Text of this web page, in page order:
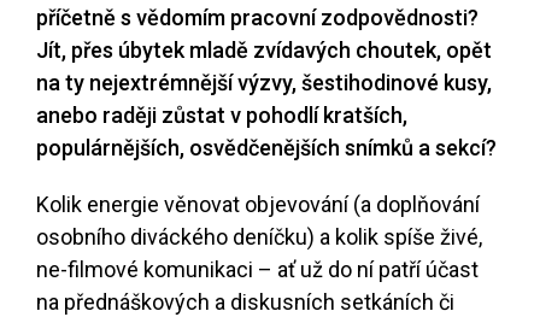
příčetně s vědomím pracovní zodpovědnosti?
Jít, přes úbytek mladě zvídavých choutek, opět
na ty nejextrémnější výzvy, šestihodinové kusy,
anebo raději zůstat v pohodlí kratších,
populárnějších, osvědčenějších snímků a sekcí?
Kolik energie věnovat objevování (a doplňování
osobního diváckého deníčku) a kolik spíše živé,
ne-filmové komunikaci – ať už do ní patří účast
na přednáškových a diskusních setkáních či